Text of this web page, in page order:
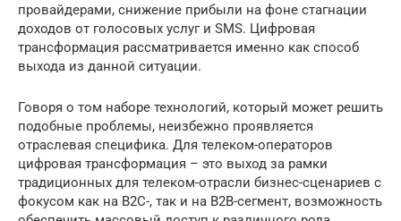
провайдерами, снижение прибыли на фоне стагнации
доходов от голосовых услуг и SMS. Цифровая
трансформация рассматривается именно как способ
выхода из данной ситуации.
Говоря о том наборе технологий, который может решить
подобные проблемы, неизбежно проявляется
отраслевая специфика. Для телеком-операторов
цифровая трансформация – это выход за рамки
традиционных для телеком-отрасли бизнес-сценариев с
фокусом как на B2C-, так и на B2B-сегмент, возможность